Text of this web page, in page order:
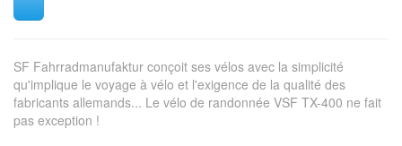
SF Fahrradmanufaktur conçoit ses vélos avec la simplicité
qu'implique le voyage à vélo et l'exigence de la qualité des
fabricants allemands... Le vélo de randonnée VSF TX-400 ne fait
pas exception !